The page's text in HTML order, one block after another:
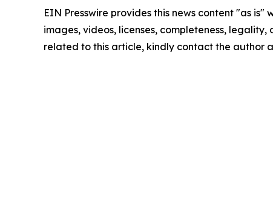
EIN Presswire provides this news content "as
images, videos, licenses, completeness,
related to this article, kindly contact the author